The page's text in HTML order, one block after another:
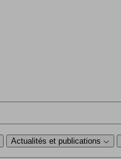
Actualités et publications